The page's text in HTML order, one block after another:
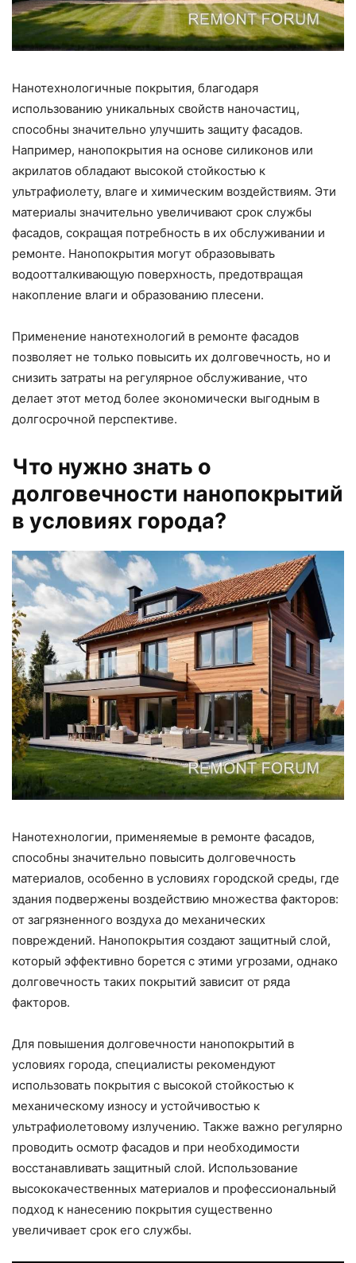
Нанотехнологичные покрытия, благодаря
использованию уникальных свойств наночастиц,
способны значительно улучшить защиту фасадов.
Например, нанопокрытия на основе силиконов или
акрилатов обладают высокой стойкостью к
ультрафиолету, влаге и химическим воздействиям. Эти
материалы значительно увеличивают срок службы
фасадов, сокращая потребность в их обслуживании и
ремонте. Нанопокрытия могут образовывать
водоотталкивающую поверхность, предотвращая
накопление влаги и образованию плесени.
Применение нанотехнологий в ремонте фасадов
позволяет не только повысить их долговечность, но и
снизить затраты на регулярное обслуживание, что
делает этот метод более экономически выгодным в
долгосрочной перспективе.
Что нужно знать о
долговечности нанопокрытий
в условиях города?
Нанотехнологии, применяемые в ремонте фасадов,
способны значительно повысить долговечность
материалов, особенно в условиях городской среды, где
здания подвержены воздействию множества факторов:
от загрязненного воздуха до механических
повреждений. Нанопокрытия создают защитный слой,
который эффективно борется с этими угрозами, однако
долговечность таких покрытий зависит от ряда
факторов.
Для повышения долговечности нанопокрытий в
условиях города, специалисты рекомендуют
использовать покрытия с высокой стойкостью к
механическому износу и устойчивостью к
ультрафиолетовому излучению. Также важно регулярно
проводить осмотр фасадов и при необходимости
восстанавливать защитный слой. Использование
высококачественных материалов и профессиональный
подход к нанесению покрытия существенно
увеличивает срок его службы.